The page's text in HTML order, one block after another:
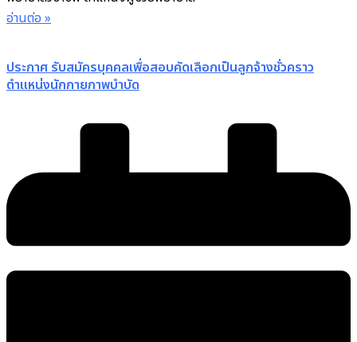
อ่านต่อ »
ประกาศ รับสมัครบุคคลเพื่อสอบคัดเลือกเป็นลูกจ้างชั่วคราว
ตำแหน่งนักกายภาพบำบัด